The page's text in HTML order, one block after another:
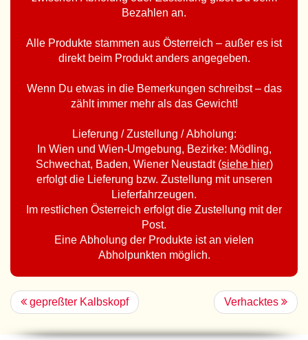
Bezahlen an.
Alle Produkte stammen aus Österreich – außer es ist
direkt beim Produkt anders angegeben.
Wenn Du etwas in die Bemerkungen schreibst – das
zählt immer mehr als das Gewicht!
Lieferung / Zustellung / Abholung:
In Wien und Wien-Umgebung, Bezirke: Mödling,
Schwechat, Baden, Wiener Neustadt (siehe hier)
erfolgt die Lieferung bzw. Zustellung mit unseren
Lieferfahrzeugen.
Im restlichen Österreich erfolgt die Zustellung mit der
Post.
Eine Abholung der Produkte ist an vielen
Abholpunkten möglich.
gepreßter Kalbskopf Verhacktes